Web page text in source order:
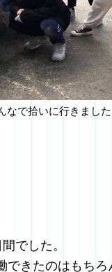
なで拾いに行きまし
でした。
できたのはもちろ